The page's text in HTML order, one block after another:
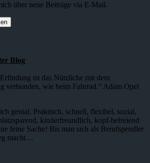
über neue Beiträge via E-Mail.
Blog
ist das Nützliche mit dem
verbunden, wie beim Fahrrad.“ Adam Opel
genial. Praktisch, schnell, flexibel, sozial,
kinderfreundlich, kopf-befreiend
feine Sache! Bis man sich als Berufspendler
macht…